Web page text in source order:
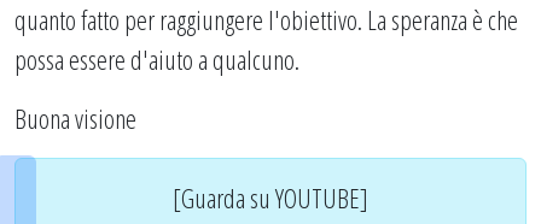
quanto fatto per raggiungere l'obiettivo. La speranza è che
possa essere d'aiuto a qualcuno.
Buona visione
[Guarda su YOUTUBE]